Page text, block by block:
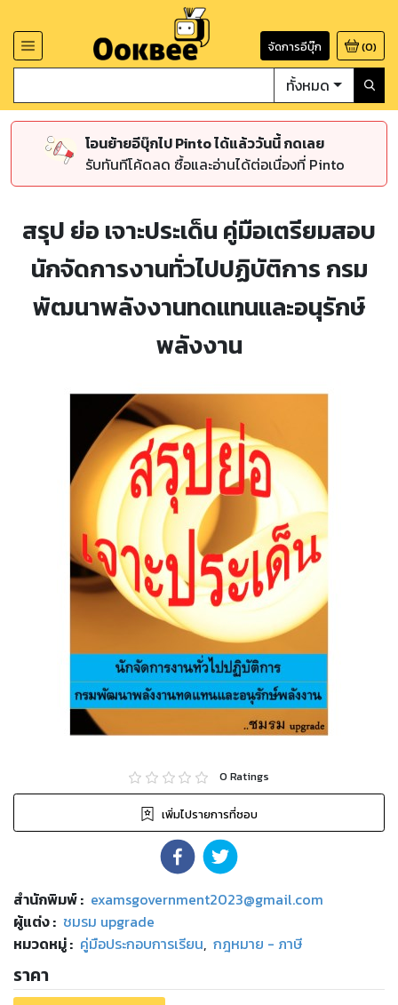
จัดการอีบุ๊ก (0)
ทั้งหมด
โอนย้ายอีบุ๊กไป Pinto ได้แล้ววันนี้ กดเลย
รับทันทีโค้ดลด ซื้อและอ่านได้ต่อเนื่องที่ Pinto
สรุป ย่อ เจาะประเด็น คู่มือเตรียมสอบ
นักจัดการงานทั่วไปปฏิบัติการ กรม
พัฒนาพลังงานทดแทนและอนุรักษ์
พลังงาน
0 Ratings
เพิ่มไปรายการที่ชอบ
สำนักพิมพ์: examsgovernment2023@gmail.com
ผู้แต่ง : ชมรม upgrade
หมวดหมู่: คู่มือประกอบการเรียน, กฎหมาย - ภาษี
ราคา